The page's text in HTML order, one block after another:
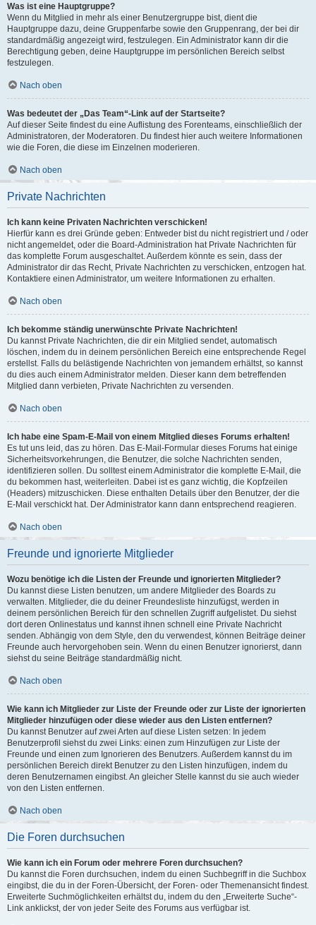
Was ist eine Hauptgruppe?
Wenn du Mitglied in mehr als einer Benutzergruppe bist, dient die
Hauptgruppe dazu, deine Gruppenfarbe sowie den Gruppenrang, der bei dir
standardmäßig angezeigt wird, festzulegen. Ein Administrator kann dir die
Berechtigung geben, deine Hauptgruppe im persönlichen Bereich selbst
festzulegen.
Nach oben
Was bedeutet der „Das Team“-Link auf der Startseite?
Auf dieser Seite findest du eine Auflistung des Forenteams, einschließlich der
Administratoren, der Moderatoren. Du findest hier auch weitere Informationen
wie die Foren, die diese im Einzelnen moderieren.
Nach oben
Private Nachrichten
Ich kann keine Privaten Nachrichten verschicken!
Hierfür kann es drei Gründe geben: Entweder bist du nicht registriert und / oder
nicht angemeldet, oder die Board-Administration hat Private Nachrichten für
das komplette Forum ausgeschaltet. Außerdem könnte es sein, dass der
Administrator dir das Recht, Private Nachrichten zu verschicken, entzogen hat.
Kontaktiere einen Administrator, um weitere Informationen zu erhalten.
Nach oben
Ich bekomme ständig unerwünschte Private Nachrichten!
Du kannst Private Nachrichten, die dir ein Mitglied sendet, automatisch
löschen, indem du in deinem persönlichen Bereich eine entsprechende Regel
erstellst. Falls du belästigende Nachrichten von jemandem erhältst, so kannst
du dies auch einem Administrator melden. Dieser kann dem betreffenden
Mitglied dann verbieten, Private Nachrichten zu versenden.
Nach oben
Ich habe eine Spam-E-Mail von einem Mitglied dieses Forums erhalten!
Es tut uns leid, das zu hören. Das E-Mail-Formular dieses Forums hat einige
Sicherheitsvorkehrungen, die Benutzer, die solche Nachrichten senden,
identifizieren sollen. Du solltest einem Administrator die komplette E-Mail, die
du bekommen hast, weiterleiten. Dabei ist es ganz wichtig, die Kopfzeilen
(Headers) mitzuschicken. Diese enthalten Details über den Benutzer, der die
E-Mail verschickt hat. Der Administrator kann dann entsprechend reagieren.
Nach oben
Freunde und ignorierte Mitglieder
Wozu benötige ich die Listen der Freunde und ignorierten Mitglieder?
Du kannst diese Listen benutzen, um andere Mitglieder des Boards zu
verwalten. Mitglieder, die du deiner Freundesliste hinzufügst, werden in
deinem persönlichen Bereich für den schnellen Zugriff aufgelistet. Du siehst
dort deren Onlinestatus und kannst ihnen schnell eine Private Nachricht
senden. Abhängig von dem Style, den du verwendest, können Beiträge deiner
Freunde auch hervorgehoben sein. Wenn du einen Benutzer ignorierst, dann
siehst du seine Beiträge standardmäßig nicht.
Nach oben
Wie kann ich Mitglieder zur Liste der Freunde oder zur Liste der ignorierten
Mitglieder hinzufügen oder diese wieder aus den Listen entfernen?
Du kannst Benutzer auf zwei Arten auf diese Listen setzen: In jedem
Benutzerprofil siehst du zwei Links: einen zum Hinzufügen zur Liste der
Freunde und einen zum Ignorieren des Benutzers. Außerdem kannst du im
persönlichen Bereich direkt Benutzer zu den Listen hinzufügen, indem du
deren Benutzernamen eingibst. An gleicher Stelle kannst du sie auch wieder
von den Listen entfernen.
Nach oben
Die Foren durchsuchen
Wie kann ich ein Forum oder mehrere Foren durchsuchen?
Du kannst die Foren durchsuchen, indem du einen Suchbegriff in die Suchbox
eingibst, die du in der Foren-Übersicht, der Foren- oder Themenansicht findest.
Erweiterte Suchmöglichkeiten erhältst du, indem du den „Erweiterte Suche“-
Link anklickst, der von jeder Seite des Forums aus verfügbar ist.